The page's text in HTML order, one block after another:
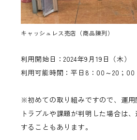
キャッシュレス売店（商品陳列）
利用開始日：2024年9月19日（木）
利用可能時間：平日8：00～20；00
※初めての取り組みですので、運用
トラブルや課題が判明した場合は
することもあります。